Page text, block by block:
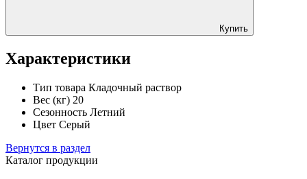
Купить
Характеристики
Тип товара Кладочный раствор
Вес (кг) 20
Сезонность Летний
Цвет Серый
Вернутся в раздел
Каталог продукции